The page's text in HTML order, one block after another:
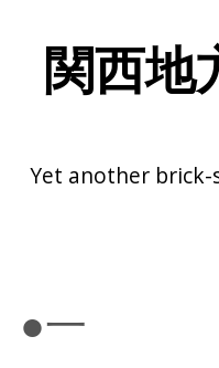
関西地
Yet another brick-
●一